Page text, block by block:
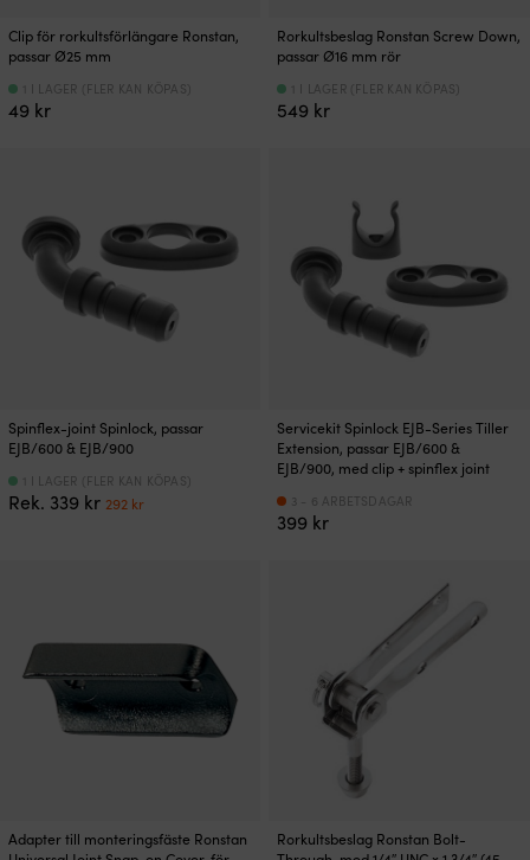
Clip för rorkultsförlängare Ronstan,
passar Ø25 mm
49 kr
1 I LAGER (FLER KAN KÖPAS)
Rorkultsbeslag Ronstan Screw Down,
passar Ø16 mm rör
549 kr
1 I LAGER (FLER KAN KÖPAS)
Spinflex-joint Spinlock, passar
EJB/600 & EJB/900
Rek. 339 kr Det
292 krDet
1 I LAGER (FLER KAN KÖPAS)
Servicekit Spinlock EJB-Series Tiller
Extension, passar EJB/600 &
EJB/900, med clip + spinflex joint
399 kr
3 - 6 ARBETSDAGAR
Adapter till monteringsfäste Ronstan
Rorkultsbeslag Ronstan Bolt-